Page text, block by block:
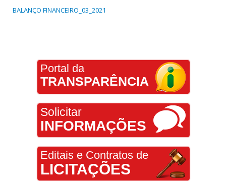
BALANÇO FINANCEIRO_03_2021
Portal da
TRANSPARÊNCIA
Solicitar
INFORMAÇÕES
Editais e Contratos de
LICITAÇÕES